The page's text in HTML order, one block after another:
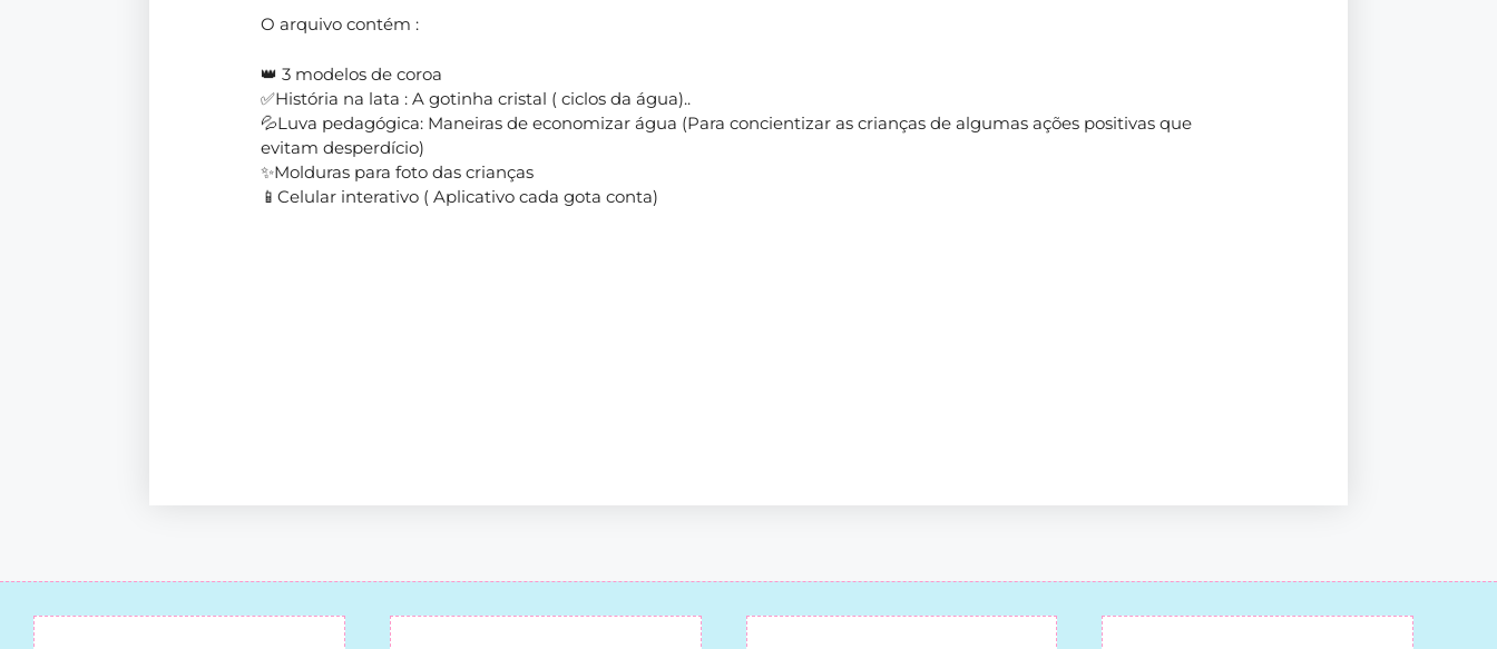
O arquivo contém :
👑 3 modelos de coroa
✅História na lata : A gotinha cristal ( ciclos da água)..
💦Luva pedagógica: Maneiras de economizar água (Para concientizar as crianças de algumas ações positivas que
evitam desperdício)
✨Molduras para foto das crianças
📱Celular interativo ( Aplicativo cada gota conta)